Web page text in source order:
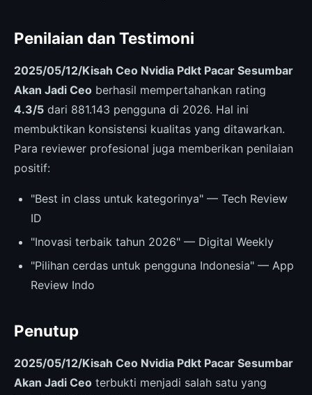
Penilaian dan Testimoni
2025/05/12/Kisah Ceo Nvidia Pdkt Pacar Sesumbar
Akan Jadi Ceo berhasil mempertahankan rating
4.3/5 dari 881.143 pengguna di 2026. Hal ini
membuktikan konsistensi kualitas yang ditawarkan.
Para reviewer profesional juga memberikan penilaian
positif:
"Best in class untuk kategorinya" — Tech Review
ID
"Inovasi terbaik tahun 2026" — Digital Weekly
"Pilihan cerdas untuk pengguna Indonesia" — App
Review Indo
Penutup
2025/05/12/Kisah Ceo Nvidia Pdkt Pacar Sesumbar
Akan Jadi Ceo terbukti menjadi salah satu yang